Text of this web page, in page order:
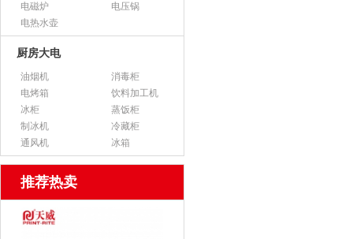
电磁炉
电压锅
电热水壶
厨房大电
油烟机
消毒柜
电烤箱
饮料加工机
冰柜
蒸饭柜
制冰机
冷藏柜
通风机
冰箱
推荐热卖